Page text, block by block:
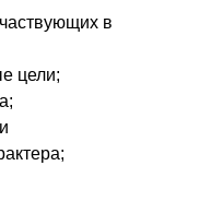
в
цели;